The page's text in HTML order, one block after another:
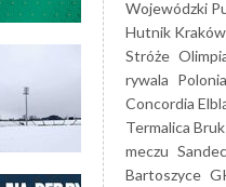
Wojewódzki
Hutnik Kraków
Stróże
rywala
Concordia
Termalica
meczu
Bartoszyce